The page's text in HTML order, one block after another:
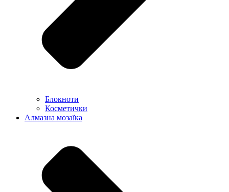
Блокноти
Косметички
Алмазна мозаїка